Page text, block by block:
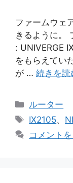
ファームウェ
きるように。
: UNIVERGE
をもらえてい
が … 続きを読
カ
テ
リ
ルーター
タ
グ
IX2105、
コメント